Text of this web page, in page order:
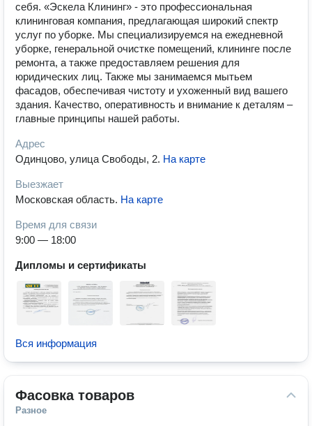
себя. «Эскела Клининг» - это профессиональная
клининговая компания, предлагающая широкий спектр
услуг по уборке. Мы специализируемся на ежедневной
уборке, генеральной очистке помещений, клининге после
ремонта, а также предоставляем решения для
юридических лиц. Также мы занимаемся мытьем
фасадов, обеспечивая чистоту и ухоженный вид вашего
здания. Качество, оперативность и внимание к деталям –
главные принципы нашей работы.
Адрес
Одинцово, улица Свободы, 2. На карте
Выезжает
Московская область. На карте
Время для связи
9:00 — 18:00
Дипломы и сертификаты
Вся информация
Фасовка товаров
Разное